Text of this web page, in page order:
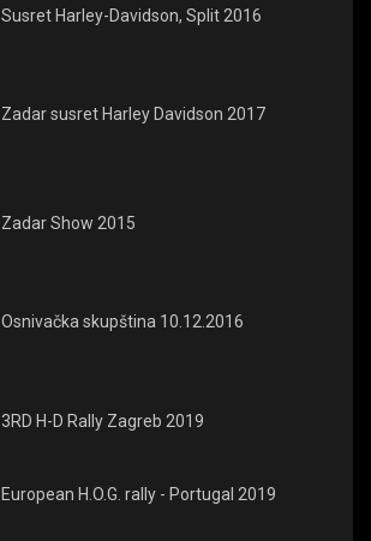
Susret Harley-Davidson, Split 2016
Zadar susret Harley Davidson 2017
Zadar Show 2015
Osnivačka skupština 10.12.2016
3RD H-D Rally Zagreb 2019
European H.O.G. rally - Portugal 2019